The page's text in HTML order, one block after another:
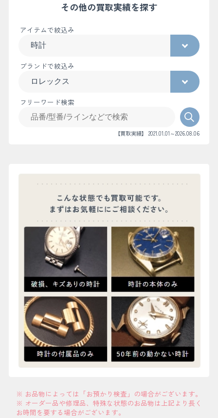
その他の買取実績を探す
アイテムで絞込み
ブランドで絞込み
フリーワード検索
【買取実績】 2021.01.01～2026.08.06
※ お品物によっては「お預かり検査」の場合がございます。
※ オーダー品や修理品、特殊な状態のお品物は上記より長く
お時間を要する場合がございます。